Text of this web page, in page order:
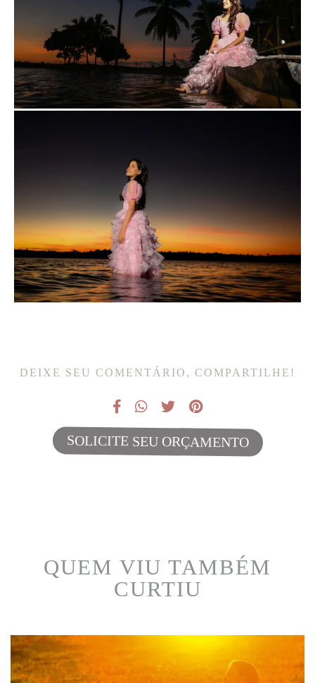
DEIXE SEU COMENTÁRIO, COMPARTILHE!
SOLICITE SEU ORÇAMENTO
QUEM VIU TAMBÉM
CURTIU